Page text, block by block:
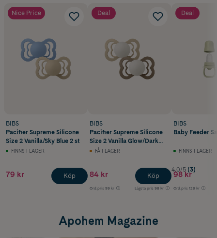
Nice Price
BIBS
Pacifier Supreme Silicone
Size 2 Vanilla/Sky Blue 2 st
FINNS I LAGER
79 kr Köp
Deal
BIBS
Pacifier Supreme Silicone
Size 2 Vanilla Glow/Dark
Oak Glow 2 st
FÅ I LAGER
84 kr
Ord.pris 99 kr Lägsta pris 98 kr
Köp
Deal
BIBS
Baby Feeder
FINNS I LAGER
4.0/5 (3)
98 kr
Ord.pris 129 kr
Apohem Magazine